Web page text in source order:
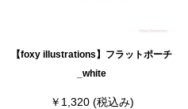
【foxy illustrations】フラットポーチ
_white
￥1,320 (税込み)